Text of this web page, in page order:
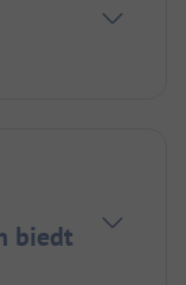
biedt